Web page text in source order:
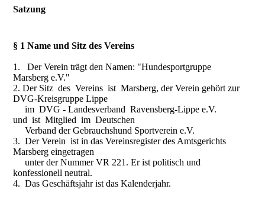
Satzung
§ 1 Name und Sitz des Vereins
1. Der Verein trägt den Namen: "Hundesportgruppe
Marsberg e.V."
2. Der Sitz des Vereins ist Marsberg, der Verein gehört zur
DVG-Kreisgruppe Lippe
im DVG - Landesverband Ravensberg-Lippe e.V.
und ist Mitglied im Deutschen
Verband der Gebrauchshund Sportverein e.V.
3. Der Verein ist in das Vereinsregister des Amtsgerichts
Marsberg eingetragen
unter der Nummer VR 221. Er ist politisch und
konfessionell neutral.
4. Das Geschäftsjahr ist das Kalenderjahr.